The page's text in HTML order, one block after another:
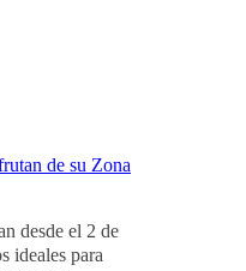
desde el 2 de
ideales para